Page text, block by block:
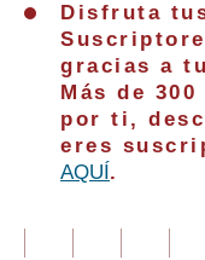
Disfruta
gracias a
Más de
por ti,
eres
AQUÍ .